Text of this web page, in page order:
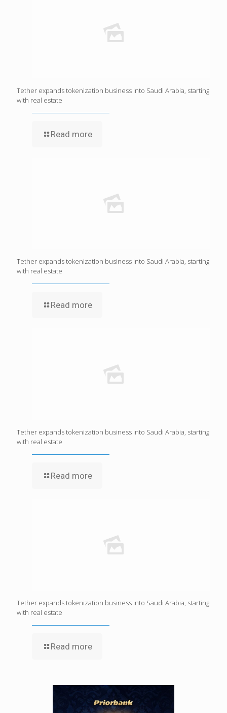
Tether expands tokenization business into Saudi Arabia, starting
with real estate
Read more
Tether expands tokenization business into Saudi Arabia, starting
with real estate
Read more
Tether expands tokenization business into Saudi Arabia, starting
with real estate
Read more
Tether expands tokenization business into Saudi Arabia, starting
with real estate
Read more